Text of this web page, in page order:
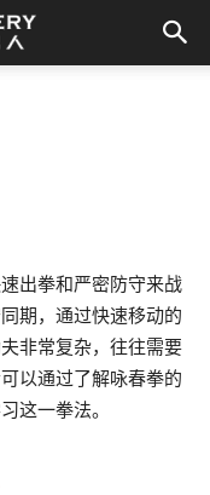
出拳和严密防守来战
期，通过快速移动的
非常复杂，往往需要
以通过了解咏春拳的
这一拳法。